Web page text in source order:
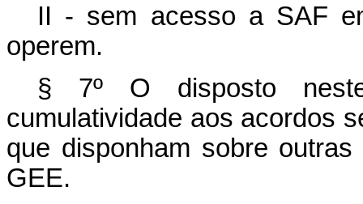
II - sem acesso a SAF
operem.
§ 7º O disposto
cumulatividade aos acordos
que disponham sobre
GEE.